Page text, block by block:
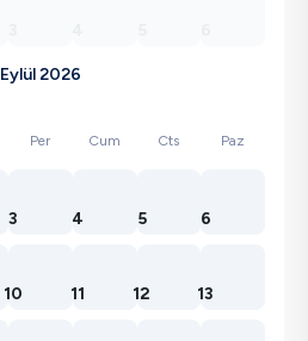
Eylül 2026
Per Cum Cts Paz
3 4 5 6
10 11 12 13